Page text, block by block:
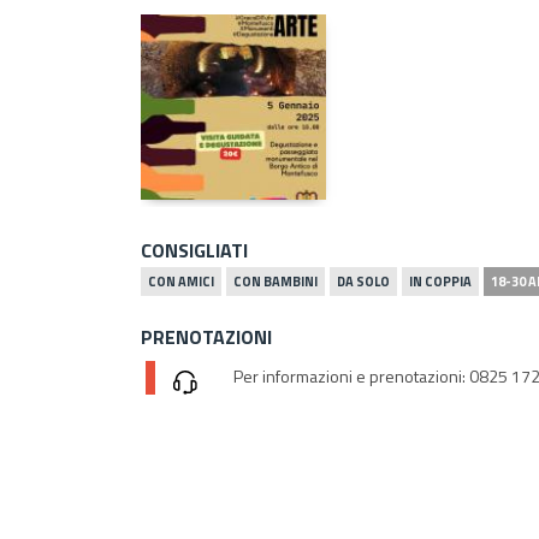
CONSIGLIATI
CON AMICI CON BAMBINI DA SOLO IN COPPIA 18-30
PRENOTAZIONI
Per informazioni e prenotazioni: 0825